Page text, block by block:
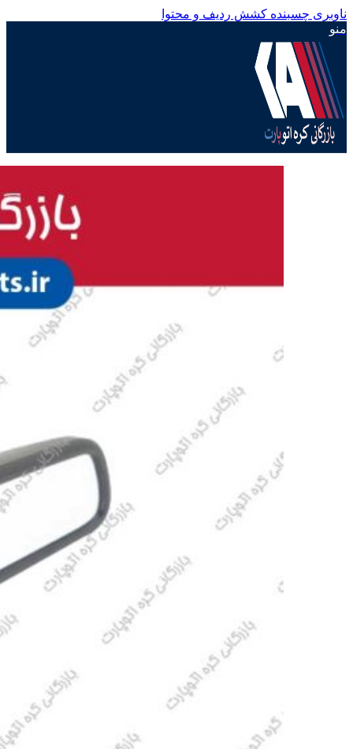
ناوبری چسبنده کشش ردیف و محتوا
منو